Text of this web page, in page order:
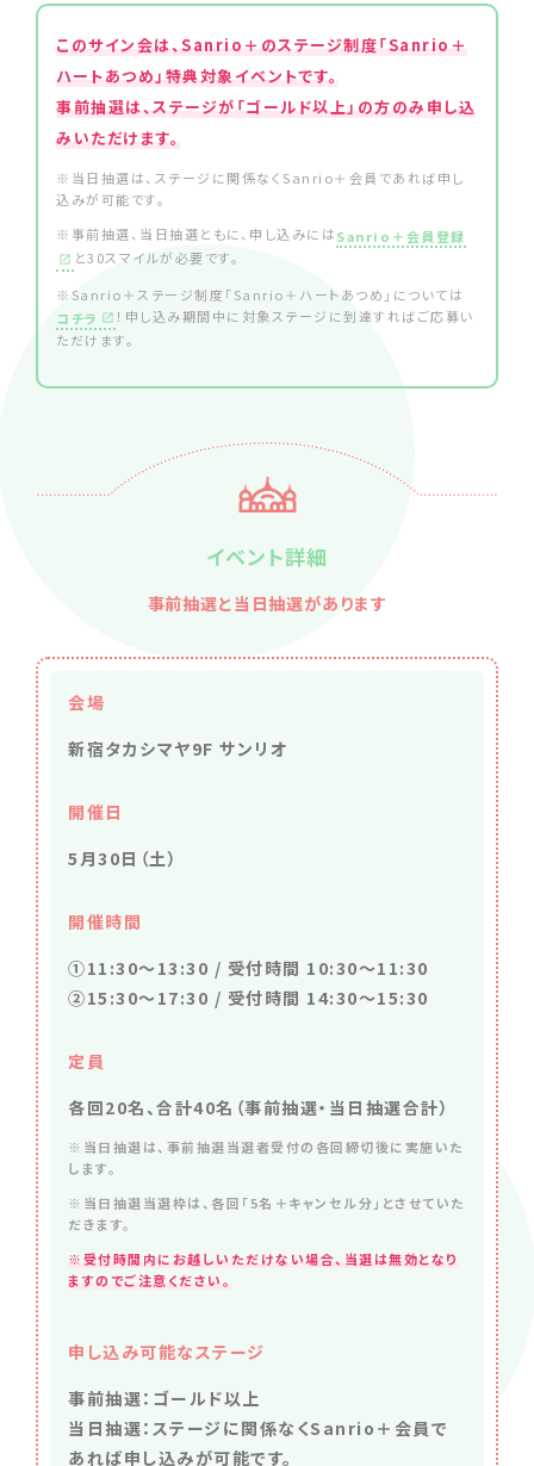
このサイン会は、Sanrio＋のステージ制度「Sanrio＋
ハートあつめ」特典対象イベントです。
事前抽選は、ステージが「ゴールド以上」の方のみ申し込
みいただけます。
※当日抽選は、ステージに関係なくSanrio＋会員であれば申し
込みが可能です。
※事前抽選、当日抽選ともに、申し込みにはSanrio＋会員登録
と30スマイルが必要です。
※Sanrio＋ステージ制度「Sanrio＋ハートあつめ」については
コチラ
！申し込み期間中に対象ステージに到達すればご応募い
ただけます。
イベント詳細
事前抽選と当日抽選があります
会場
新宿タカシマヤ9F サンリオ
開催日
5月30日（土）
開催時間
①11:30～13:30 / 受付時間 10:30～11:30
②15:30～17:30 / 受付時間 14:30～15:30
定員
各回20名、合計40名（事前抽選・当日抽選合計）
※当日抽選は、事前抽選当選者受付の各回締切後に実施いた
します。
※当日抽選当選枠は、各回「5名＋キャンセル分」とさせていた
だきます。
※受付時間内にお越しいただけない場合、当選は無効となり
ますのでご注意ください。
申し込み可能なステージ
事前抽選：ゴールド以上
当日抽選：ステージに関係なくSanrio＋会員で
あれば申し込みが可能です。